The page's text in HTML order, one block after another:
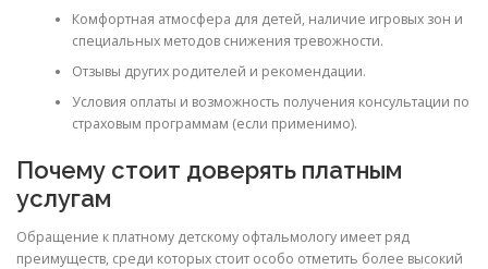
Комфортная атмосфера для детей, наличие игровых зон и
специальных методов снижения тревожности.
Отзывы других родителей и рекомендации.
Условия оплаты и возможность получения консультации по
страховым программам (если применимо).
Почему стоит доверять платным
услугам
Обращение к платному детскому офтальмологу имеет ряд
преимуществ, среди которых стоит особо отметить более высокий